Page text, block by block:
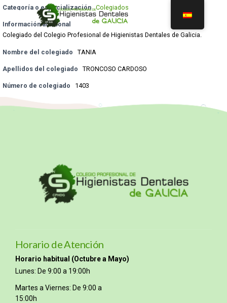
Categoría o especialización Colegiados
Información adicional
Colegiado del Colegio Profesional de Higienistas Dentales de Galicia.
Nombre del colegiado TANIA
Apellidos del colegiado TRONCOSO CARDOSO
Número de colegiado 1403
Horario de Atención
Horario habitual (Octubre a Mayo)
Lunes: De 9:00 a 19:00h
Martes a Viernes: De 9:00 a
15:00h